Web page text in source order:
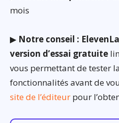
mois
▶ Notre conseil :
version d’essai gratuite
vous permettant de tester
fonctionnalités avant de
site de l’éditeur pour